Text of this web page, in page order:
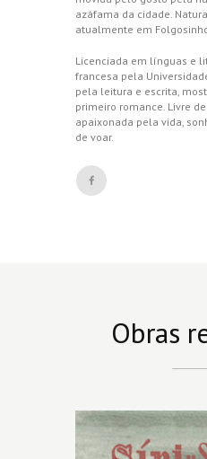
azáfama da cidade.
atualmente em
Licenciada em línguas e
francesa pela
pela leitura e escrita,
primeiro romance. Livre
apaixonada pela vida,
de voar.
Obras